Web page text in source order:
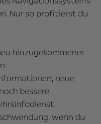
Nur so profitierst du
hinzugekommener
neue
bessere
wenn du